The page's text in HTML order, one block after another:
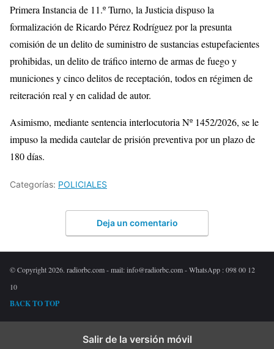
Primera Instancia de 11.º Turno, la Justicia dispuso la
formalización de Ricardo Pérez Rodríguez por la presunta
comisión de un delito de suministro de sustancias estupefacientes
prohibidas, un delito de tráfico interno de armas de fuego y
municiones y cinco delitos de receptación, todos en régimen de
reiteración real y en calidad de autor.
Asimismo, mediante sentencia interlocutoria Nº 1452/2026, se le
impuso la medida cautelar de prisión preventiva por un plazo de
180 días.
Categorías: POLICIALES
Deja un comentario
© Copyright 2026. radiorbc.com - mail: info@radiorbc.com - WhatsApp : 098 00 12
10
BACK TO TOP
Salir de la versión móvil